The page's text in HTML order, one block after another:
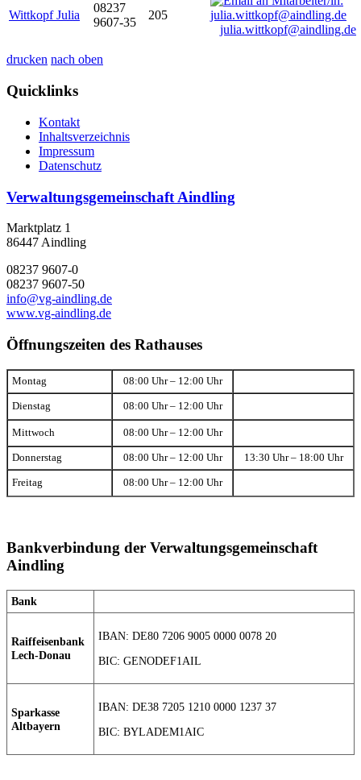
Wittkopf Julia
08237
9607-35
205
julia.wittkopf@aindling.de
drucken nach oben
Quicklinks
Kontakt
Inhaltsverzeichnis
Impressum
Datenschutz
Verwaltungsgemeinschaft Aindling
Marktplatz 1
86447 Aindling
08237 9607-0
08237 9607-50
info@vg-aindling.de
www.vg-aindling.de
Öffnungszeiten des Rathauses
Montag 08:00 Uhr – 12:00 Uhr
Dienstag 08:00 Uhr – 12:00 Uhr
Mittwoch 08:00 Uhr – 12:00 Uhr
Donnerstag 08:00 Uhr – 12:00 Uhr 13:30 Uhr – 18:00 Uhr
Freitag 08:00 Uhr – 12:00 Uhr
Bankverbindung der Verwaltungsgemeinschaft
Aindling
Bank
Raiffeisenbank
Lech-Donau
IBAN: DE80 7206 9005 0000 0078 20
BIC: GENODEF1AIL
Sparkasse
Altbayern
IBAN: DE38 7205 1210 0000 1237 37
BIC: BYLADEM1AIC